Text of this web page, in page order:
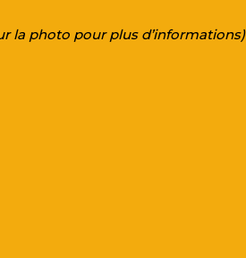
la photo pour plus d’informations)